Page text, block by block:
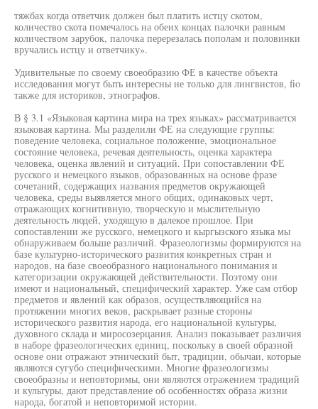
тяжбах когда ответчик должен был платить истцу скотом,
количество скота помечалось на обеих концах палочки равным
количеством зарубок, палочка перерезалась пополам и половинки
вручались истцу и ответчику».
Удивительные по своему своеобразию ФЕ в качестве объекта
исследования могут быть интересны не только для лингвистов, fio
также для историков, этнографов.
В § 3.1 «Языковая картина мира на трех языках» рассматривается
языковая картина. Мы разделили ФЕ на следующие группы:
поведение человека, социальное положение, эмоциональное
состояние человека, речевая деятельность, оценка характера
человека, оценка явлений и ситуаций. При сопоставлении ФЕ
русского и немецкого языков, образованных на основе фразе
сочетаний, содержащих названия предметов окружающей
человека, среды выявляется много общих, одинаковых черт,
отражающих когнитивную, творческую и мыслительную
деятельность людей, уходящую в далекое прошлое. При
сопоставлении же русского, немецкого и кыргызского языка мы
обнаруживаем больше различий. Фразеологизмы формируются на
базе культурно-исторического развития конкретных стран и
народов, на базе своеобразного национального понимания и
категоризации окружающей действительности. Поэтому они
имеют и национальный, специфический характер. Уже сам отбор
предметов и явлений как образов, осуществляющийся на
протяжении многих веков, раскрывает разные стороны
исторического развития народа, его национальной культуры,
духовного склада и миросозерцания. Анализ показывает различия
в наборе фразеологических единиц, поскольку в своей образной
основе они отражают этнический быт, традиции, обычаи, которые
являются сугубо специфическими. Многие фразеологизмы
своеобразны и неповторимы, они являются отражением традиций
и культуры, дают представление об особенностях образа жизни
народа, богатой и неповторимой истории.